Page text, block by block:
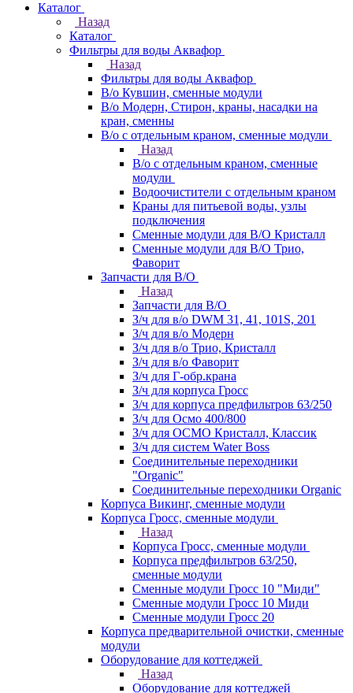
Каталог
Назад
Каталог
Фильтры для воды Аквафор
Назад
Фильтры для воды Аквафор
В/о Кувшин, сменные модули
В/о Модерн, Стирон, краны, насадки на
кран, сменны
В/о с отдельным краном, сменные модули
Назад
В/о с отдельным краном, сменные
модули
Водоочистители с отдельным краном
Краны для питьевой воды, узлы
подключения
Сменные модули для В/О Кристалл
Сменные модули для В/О Трио,
Фаворит
Запчасти для В/О
Назад
Запчасти для В/О
З/ч для в/о DWM 31, 41, 101S, 201
З/ч для в/о Модерн
З/ч для в/о Трио, Кристалл
З/ч для в/о Фаворит
З/ч для Г-обр.крана
З/ч для корпуса Гросс
З/ч для корпуса предфильтров 63/250
З/ч для Осмо 400/800
З/ч для ОСМО Кристалл, Классик
З/ч для систем Water Boss
Соединительные переходники
"Organic"
Соединительные переходники Organic
Корпуса Викинг, сменные модули
Корпуса Гросс, сменные модули
Назад
Корпуса Гросс, сменные модули
Корпуса предфильтров 63/250,
сменные модули
Сменные модули Гросс 10 "Миди"
Сменные модули Гросс 10 Миди
Сменные модули Гросс 20
Корпуса предварительной очистки, сменные
модули
Оборудование для коттеджей
Назад
Оборудование для коттеджей